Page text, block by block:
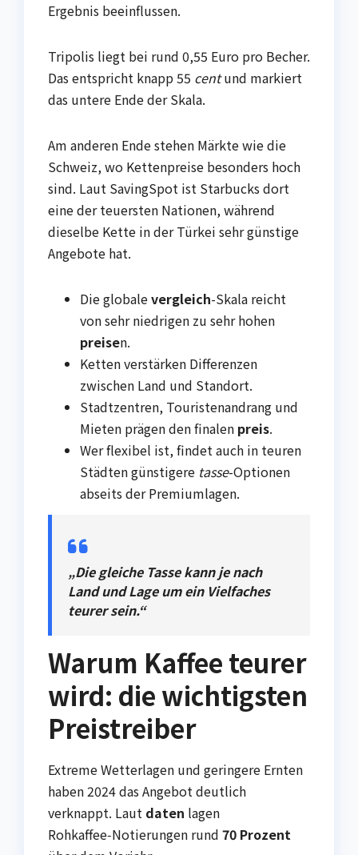
Ergebnis beeinflussen.
Tripolis liegt bei rund 0,55 Euro pro Becher.
Das entspricht knapp 55 centund markiert
das untere Ende der Skala.
Am anderen Ende stehen Märkte wie die
Schweiz, wo Kettenpreise besonders hoch
sind. Laut SavingSpot ist Starbucks dort
eine der teuersten Nationen, während
dieselbe Kette in der Türkei sehr günstige
Angebote hat.
Die globalevergleich-Skala reicht
von sehr niedrigen zu sehr hohen
preisen.
Ketten verstärken Differenzen
zwischen Land und Standort.
Stadtzentren, Touristenandrang und
Mieten prägen den finalen preis.
Wer flexibel ist, findet auch in teuren
Städten günstigere tasse-Optionen
abseits der Premiumlagen.
„Die gleiche Tasse kann je nach
Land und Lage um ein Vielfaches
teurer sein.“
Warum Kaffee teurer
wird: die wichtigsten
Preistreiber
Extreme Wetterlagen und geringere Ernten
haben 2024 das Angebot deutlich
verknappt. Laut daten lagen
Rohkaffee‑Notierungen rund 70 Prozent